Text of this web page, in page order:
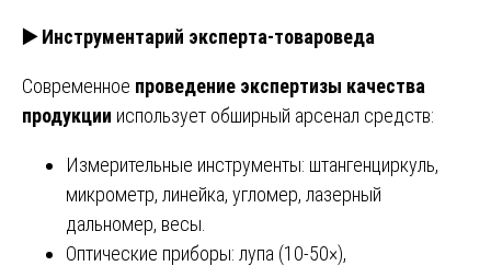
▶️Инструментарий эксперта-товароведа
Современное проведение экспертизы качества
продукции использует обширный арсенал средств:
Измерительные инструменты: штангенциркуль,
микрометр, линейка, угломер, лазерный
дальномер, весы.
Оптические приборы: лупа (10-50×),